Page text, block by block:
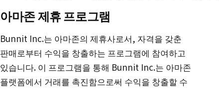
아마존 제휴 프로그램
Bunnit Inc.는 아마존의 제휴사로서, 자격을 갖춘
판매로부터 수익을 창출하는 프로그램에 참여하고
있습니다. 이 프로그램을 통해 Bunnit Inc.는 아마존
플랫폼에서 거래를 촉진함으로써 수익을 창출할 수